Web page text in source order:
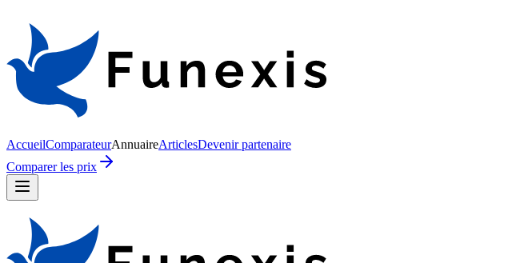
AccueilComparateurAnnuaireArticlesDevenir partenaire
Comparer les prix